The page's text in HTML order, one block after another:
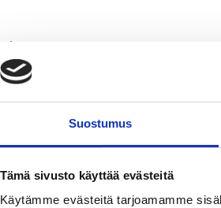
Suostumus
Tämä sivusto käyttää evästeitä
Käytämme evästeitä tarjoamamme